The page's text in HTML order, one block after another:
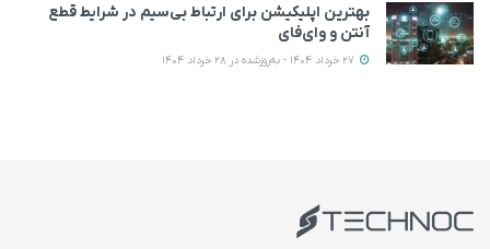
بهترین اپلیکیشن‌ برای ارتباط بی‌سیم در شرایط قطع
آنتن و وای‌فای